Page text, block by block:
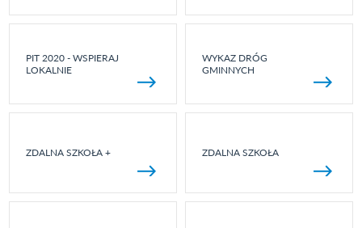
PIT 2020 - WSPIERAJ
LOKALNIE
WYKAZ DRÓG
GMINNYCH
ZDALNA SZKOŁA + ZDALNA SZKOŁA